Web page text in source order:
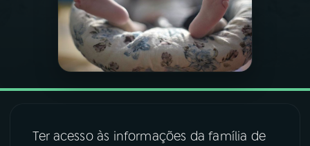
PROGRAMAÇÃO
PROGRAMAS
Ter acesso às informações da família de